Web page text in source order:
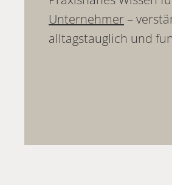
Unternehmer–
alltagstauglich und